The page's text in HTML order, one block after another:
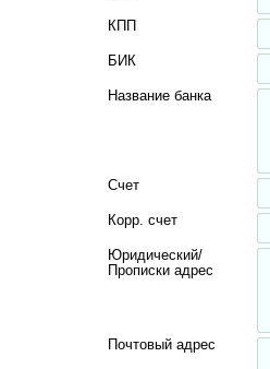
КПП
БИК
Название банка
Счет
Корр. счет
Юридический/
Прописки адрес
Почтовый адрес